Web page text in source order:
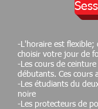
-L'horaire est flexible;
choisir votre jour de
-Les cours de
débutants. Ces cours
-Les étudiants du
noire
-Les protecteurs de